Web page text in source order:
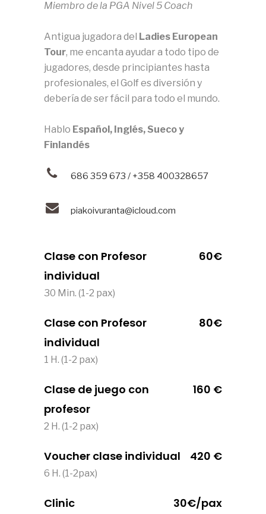
Miembro de la PGA Nivel 5 Coach
Antigua jugadora del Ladies European
Tour, me encanta ayudar a todo tipo de
jugadores, desde principiantes hasta
profesionales, el Golf es diversión y
debería de ser fácil para todo el mundo.
Hablo Español, Inglés, Sueco y
Finlandés
686 359 673 / +358 400328657
piakoivuranta@icloud.com
Clase con Profesor
individual
60€
30 Min. (1-2 pax)
Clase con Profesor
individual
80€
1 H. (1-2 pax)
Clase de juego con
profesor
160 €
2 H. (1-2 pax)
Voucher clase individual 420 €
6 H. (1-2pax)
Clinic
30€/pax